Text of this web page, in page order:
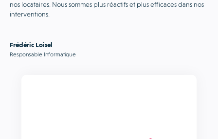
nos locataires. Nous sommes plus réactifs et plus efficaces dans nos
interventions.
Frédéric Loisel
Responsable Informatique